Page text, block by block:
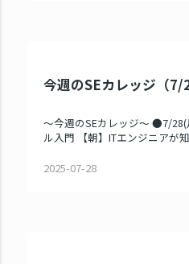
今週のSEカレッジ（
～今週のSEカレッジ～ ●7/
ル入門 【朝】ITエンジニアが
2025-07-28